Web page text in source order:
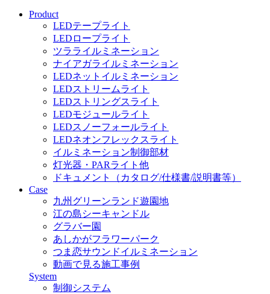
Product
LEDテープライト
LEDロープライト
ツラライルミネーション
ナイアガライルミネーション
LEDネットイルミネーション
LEDストリームライト
LEDストリングスライト
LEDモジュールライト
LEDスノーフォールライト
LEDネオンフレックスライト
イルミネーション制御部材
灯光器・PARライト他
ドキュメント（カタログ/仕様書/説明書等）
Case
九州グリーンランド遊園地
江の島シーキャンドル
グラバー園
あしかがフラワーパーク
つま恋サウンドイルミネーション
動画で見る施工事例
System
制御システム